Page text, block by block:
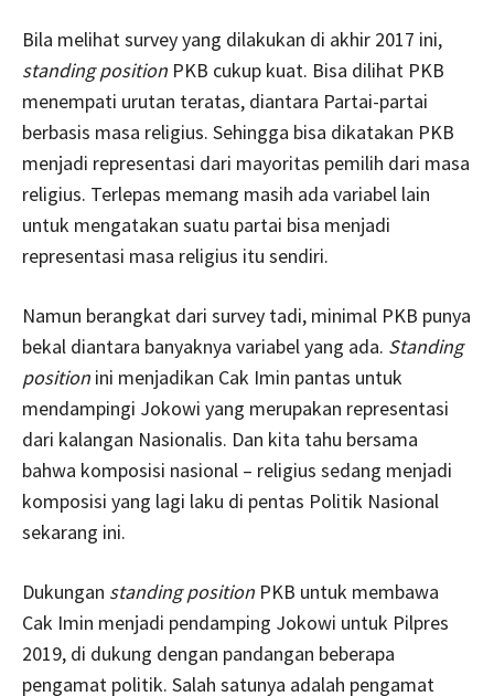
Bila melihat survey yang dilakukan di akhir 2017 ini,
standing position PKB cukup kuat. Bisa dilihat PKB
menempati urutan teratas, diantara Partai-partai
berbasis masa religius. Sehingga bisa dikatakan PKB
menjadi representasi dari mayoritas pemilih dari masa
religius. Terlepas memang masih ada variabel lain
untuk mengatakan suatu partai bisa menjadi
representasi masa religius itu sendiri.
Namun berangkat dari survey tadi, minimal PKB punya
bekal diantara banyaknya variabel yang ada. Standing
position ini menjadikan Cak Imin pantas untuk
mendampingi Jokowi yang merupakan representasi
dari kalangan Nasionalis. Dan kita tahu bersama
bahwa komposisi nasional – religius sedang menjadi
komposisi yang lagi laku di pentas Politik Nasional
sekarang ini.
Dukungan standing position PKB untuk membawa
Cak Imin menjadi pendamping Jokowi untuk Pilpres
2019, di dukung dengan pandangan beberapa
pengamat politik. Salah satunya adalah pengamat